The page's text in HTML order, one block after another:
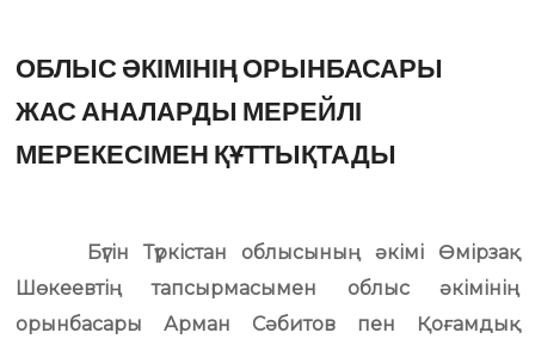
ОБЛЫС ӘКІМІНІҢ ОРЫНБАСАРЫ
ЖАС АНАЛАРДЫ МЕРЕЙЛІ
МЕРЕКЕСІМЕН ҚҰТТЫҚТАДЫ
Бүгін Түркістан облысының әкімі Өмірзақ
Шөкеевтің тапсырмасымен облыс әкімінің
орынбасары Арман Сәбитов пен Қоғамдық